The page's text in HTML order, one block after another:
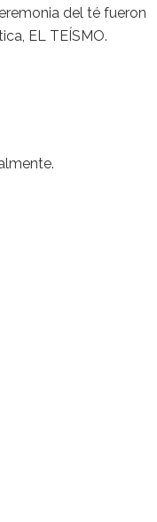
del té fueron
EL TEÍSMO.